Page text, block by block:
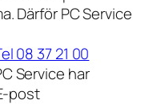
Därför PC Service
08 37 21 00
Service har
post